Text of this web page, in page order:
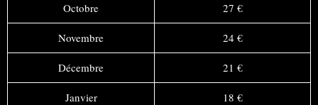
Octobre 27 €
Novembre 24 €
Décembre 21 €
Janvier 18 €